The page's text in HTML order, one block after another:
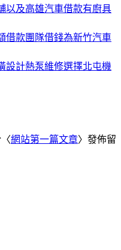
以及高雄汽車借款有廚具
借款團隊借錢為新竹汽車
設計熱泵維修選擇北屯機
網站第一篇文章〉發佈留